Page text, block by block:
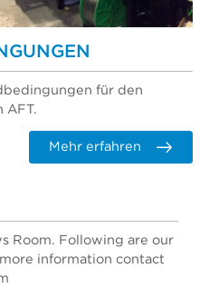
für den
AFT.
Mehr erfahren
Room. Following are our
information contact